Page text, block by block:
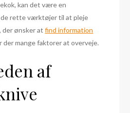
kan det være en
rette værktøjer til at pleje
der ønsker atfind information
der mange faktorer at overveje.
af